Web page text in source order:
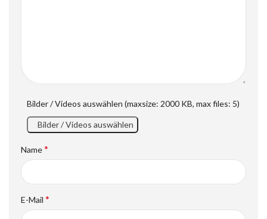
Bilder / Videos auswählen (maxsize: 2000 KB, max files: 5)
Bilder / Videos auswählen
Name*
E-Mail *